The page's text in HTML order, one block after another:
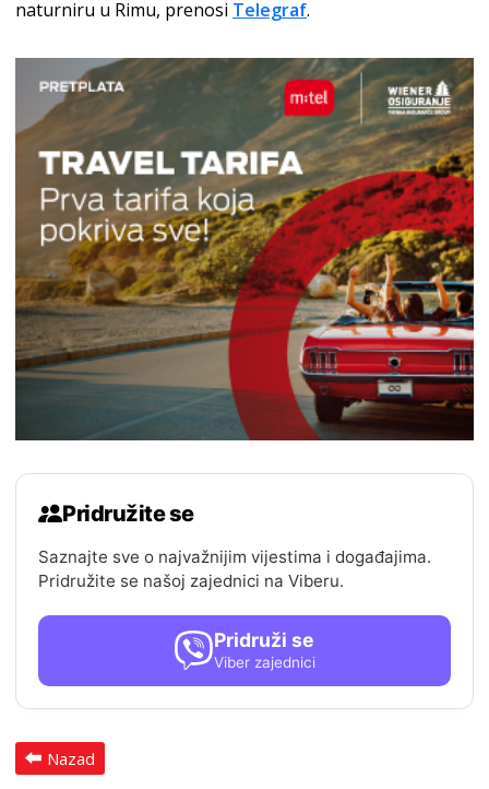
naturniru u Rimu, prenosi Telegraf.
Pridružite se
Saznajte sve o najvažnijim vijestima i događajima.
Pridružite se našoj zajednici na Viberu.
Pridruži se
Viber zajednici
Nazad